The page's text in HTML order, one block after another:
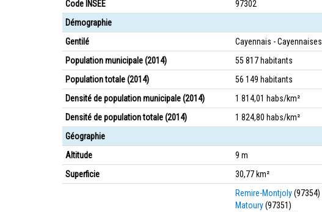
Code INSEE
97302
Démographie
Gentilé
Cayennais - Cayennaises
Population municipale (2014)
55 817 habitants
Population totale (2014)
56 149 habitants
Densité de population municipale (2014)
1 814,01 habs/km²
Densité de population totale (2014)
1 824,80 habs/km²
Géographie
Altitude
9 m
Superficie
30,77 km²
Remire-Montjoly(97354)
Matoury(97351)